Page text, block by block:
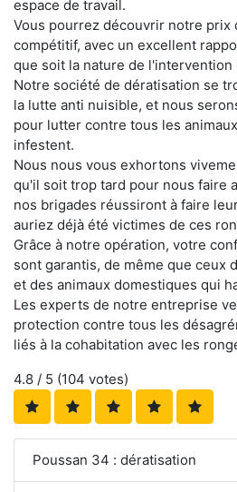
espace de travail.
Vous pourrez découvrir notre
compétitif, avec un excellent
que soit la nature de l'intervention
Notre société de dératisation se
la lutte anti nuisible, et nous
pour lutter contre tous les
infestent.
Nous nous vous exhortons
qu'il soit trop tard pour nous faire
nos brigades réussiront à faire
auriez déjà été victimes de ces
Grâce à notre opération, votre
sont garantis, de même que ceux
et des animaux domestiques qui
Les experts de notre entreprise
protection contre tous les
liés à la cohabitation avec les
4.8 / 5 (104 votes)
Poussan 34 : dératisation